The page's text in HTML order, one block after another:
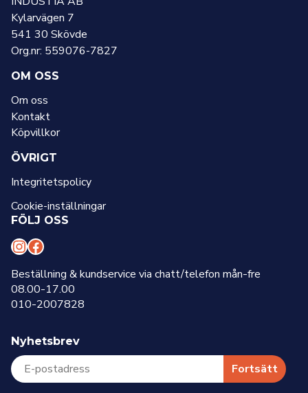
Kylarvägen 7
541 30 Skövde
Org.nr: 559076-7827
OM OSS
Om oss
Kontakt
Köpvillkor
ÖVRIGT
Integritetspolicy
Cookie-inställningar
FÖLJ OSS
I
n
s
t
a
g
r
F
a
c
e
b
o
o
Beställning & kundservice via chatt/telefon mån-fre
08.00-17.00
010-2007828
Nyhetsbrev
Fortsätt